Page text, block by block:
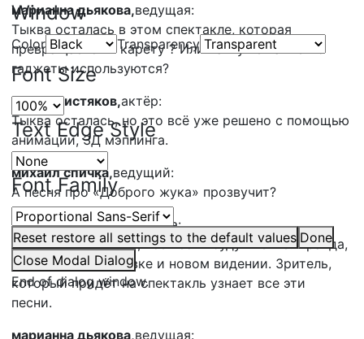
Window
Color Transparency
Font Size
Text Edge Style
Font Family
Reset restore all settings to the default values Done
Close Modal Dialog
End of dialog window.
марианна дьякова,ведущая:
Тыква осталась в этом спектакле, которая
превращается в карету ? Или там уже какие-то
гаджеты используются?
Борис Чистяков,актёр:
Тыква осталась, но это всё уже решено с помощью
анимации, 3Д мэппинга.
михаил спичка,ведущий:
А песня про «Доброго жука» прозвучит?
Евгения Светлая,актриса:
Прозвучит. Вообще, все песни будут те же. Правда,
в новой аранжировке и новом видении. Зритель,
который придёт на спектакль узнает все эти
песни.
марианна дьякова,ведущая: